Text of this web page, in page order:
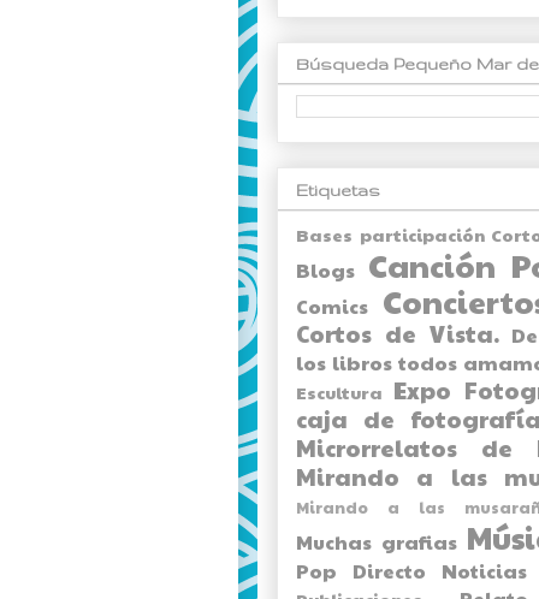
Búsqueda Pequeño Mar
Etiquetas
Bases participación
Blogs Canción
Comics
Cortos de Vista.
los libros todos
Escultura Expo
caja de
Microrrelatos de
Mirando a las
Mirando a las
Muchas grafias
Pop Directo Noticias